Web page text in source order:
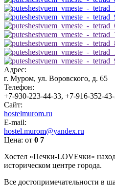
Адрес:
г. Муром, ул. Воровского, д. 65
Телефон:
+7-930-223-44-33, +7-916-352-
Сайт:
hostelmurom.ru
E-mail:
hostel.murom@yandex.ru
Цена: от 0 7
Хостел «Печки-LOVEчки»
историческом центре города.
Все достопримечательности в